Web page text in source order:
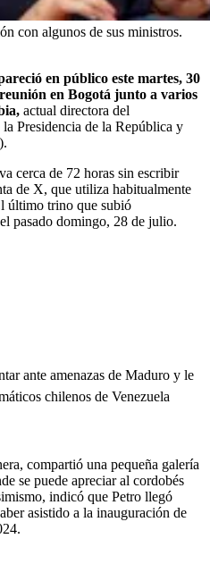
con algunos de sus ministros.
en público este martes, 30
en Bogotá junto a varios
actual directora del
Presidencia de la República y
cerca de 72 horas sin escribir
de X, que utiliza habitualmente
último trino que subió
pasado domingo, 28 de julio.
ante amenazas de Maduro y le
chilenos de Venezuela
compartió una pequeña galería
se puede apreciar al cordobés
indicó que Petro llegó
asistido a la inauguración de